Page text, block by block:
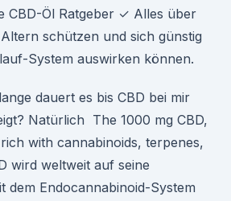
CBD-Öl Ratgeber ✓ Alles über
schützen und sich günstig
System auswirken können.
dauert es bis CBD bei mir
Natürlich The 1000 mg CBD,
with cannabinoids, terpenes,
wird weltweit auf seine
dem Endocannabinoid-System